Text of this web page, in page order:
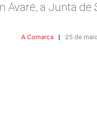
Avaré, a Junta
A Comarca 25 de